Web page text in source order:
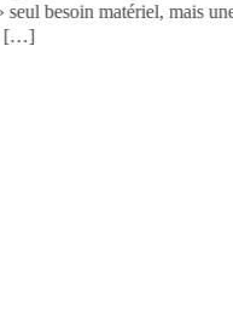
matériel, mais une gamme